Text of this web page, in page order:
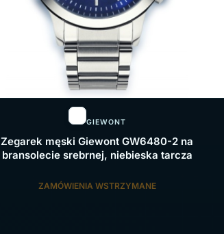
GIEWONT
Zegarek męski Giewont GW6480-2 na
bransolecie srebrnej, niebieska tarcza
ZAMÓWIENIA WSTRZYMANE